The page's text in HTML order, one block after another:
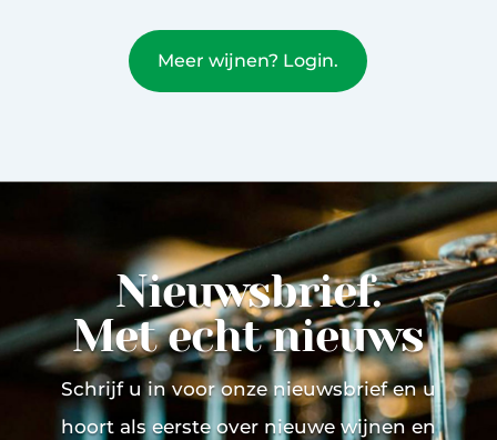
Meer wijnen? Login.
Nieuwsbrief.
Met echt nieuws
Schrijf u in voor onze nieuwsbrief en u
hoort als eerste over nieuwe wijnen en